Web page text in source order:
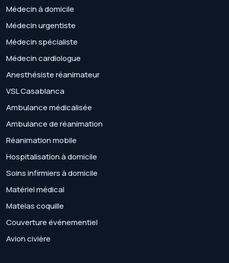
Médecin à domicile
Médecin urgentiste
Médecin spécialiste
Médecin cardiologue
Anesthésiste réanimateur
VSL Casablanca
Ambulance médicalisée
Ambulance de réanimation
Réanimation mobile
Hospitalisation à domicile
Soins infirmiers à domicile
Matériel médical
Matelas coquille
Couverture événementiel
Avion civière